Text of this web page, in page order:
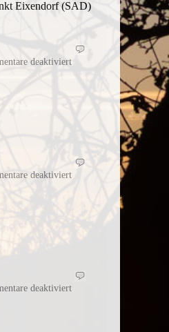
Eixendorf (SAD)
deaktiviert
für
Mal
wieder
Schwarzwihrberg
deaktiviert
für
Eine
angekündigte
Wiederholungstour
Schwarzwihrberg
deaktiviert
für
AKW-
Tour